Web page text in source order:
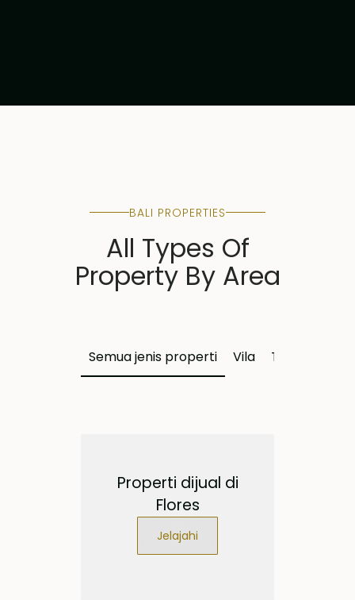
BALI PROPERTIES
All Types Of
Property By Area
Semua jenis properti Vila Tanah
Properti dijual di
Flores
Jelajahi